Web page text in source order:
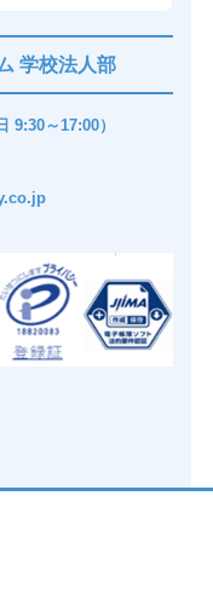
学校法人部
9:30～17:00）